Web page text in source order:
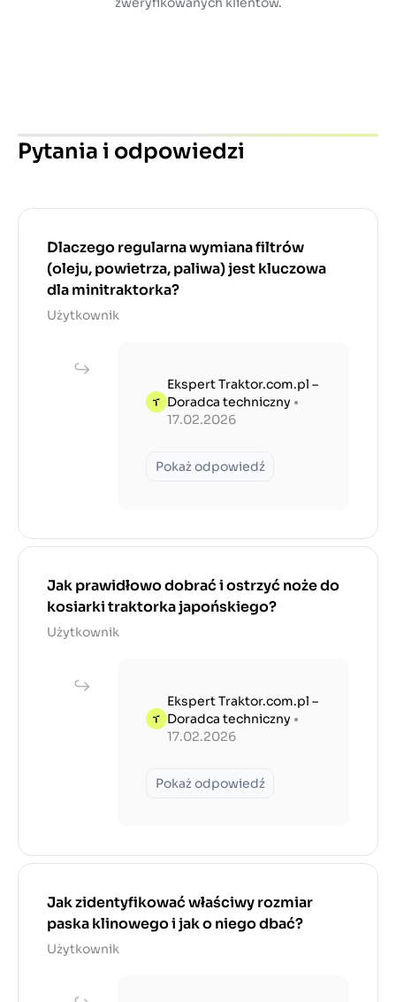
Pytania i odpowiedzi
Dlaczego regularna wymiana filtrów
(oleju, powietrza, paliwa) jest kluczowa
dla minitraktorka?
Użytkownik
Ekspert Traktor.com.pl –
Doradca techniczny •
17.02.2026
Pokaż odpowiedź
Jak prawidłowo dobrać i ostrzyć noże do
kosiarki traktorka japońskiego?
Użytkownik
Ekspert Traktor.com.pl –
Doradca techniczny •
17.02.2026
Pokaż odpowiedź
Jak zidentyfikować właściwy rozmiar
paska klinowego i jak o niego dbać?
Użytkownik